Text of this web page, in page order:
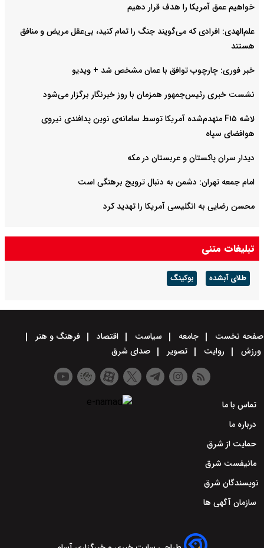
خواهیم عمق آمریکا را هدف قرار دهیم
علم‌الهدی: افرادی که می‌گویند جنگ را تمام کنید، بی‌عقل مریض و منافق
هستند
خبر فوری: چارچوب توافق با عمان مشخص شد + ویدیو
نشست خبری رئیس‌جمهور همزمان با روز خبرنگار برگزار می‌شود
لاشه F۱۵ منهدم‌شده آمریکا توسط سامانه‌ی نوین پدافندی نیروی
هوافضای سپاه
دیدار سران پاکستان و عربستان در مکه
امام جمعه تهران: دشمن به دنبال ترویج برهنگی است
محسن رضایی به انگلیسی آمریکا را تهدید کرد
تبلیغات متنی
طلای آبشده بوکینگ
صفحه نخست جامعه سیاست اقتصاد
فرهنگ و هنر
ورزش
روایت تصویر صدای شرق
تماس با ما
درباره ما
حمایت از شرق
مانیفست شرق
نویسندگان شرق
سازمان آگهی ها